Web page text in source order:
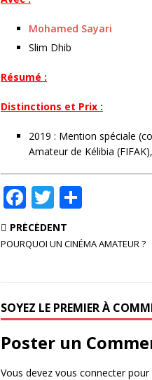
Mohamed Sayari
Slim Dhib
Résumé :
Distinctions et Prix :
2019 : Mention spéciale
Amateur de Kélibia
F
a
c
o
o
k
T
w
it ta
r
PRÉCÉDENT
POURQUOI UN CINÉMA AMATEUR ?
SOYEZ LE PREMIER À
Poster un
Vous devez vous connecterpour